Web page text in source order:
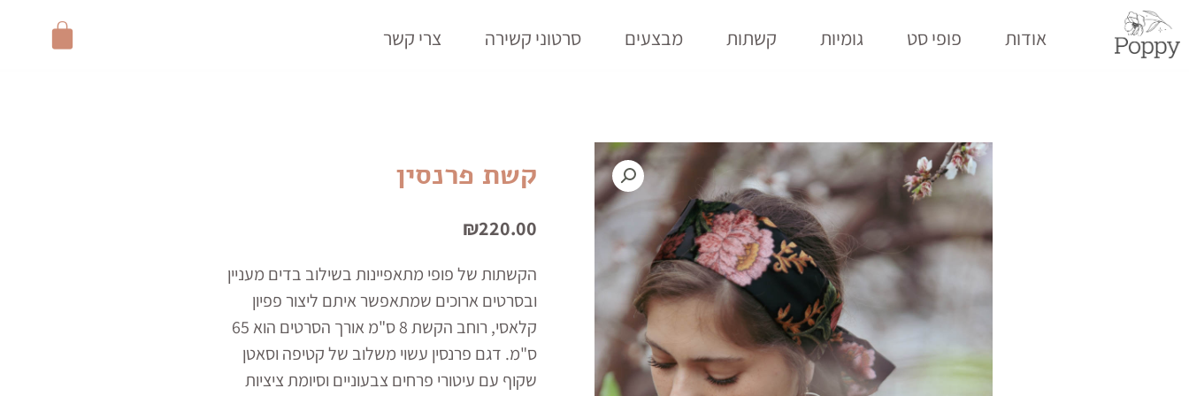
דילוג
לתוכן
אודות פופי סט גומיות קשתות מבצעים סרטוני קשירה צרי קשר עגלת
קשת פרנסין
₪220.00
הקשתות של פופי מתאפיינות בשילוב בדים מעניין
ובסרטים ארוכים שמתאפשר איתם ליצור פפיון
קלאסי, רוחב הקשת 8 ס"מ אורך הסרטים הוא 65
ס"מ. דגם פרנסין עשוי משלוב של קטיפה וסאטן
שקוף עם עיטורי פרחים צבעוניים וסיומת ציציות